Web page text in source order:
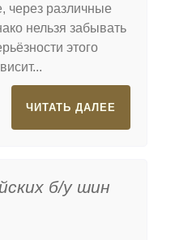
через различные
нельзя забывать
этого
ЧИТАТЬ ДАЛЕЕ
б/у шин